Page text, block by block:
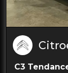
C3